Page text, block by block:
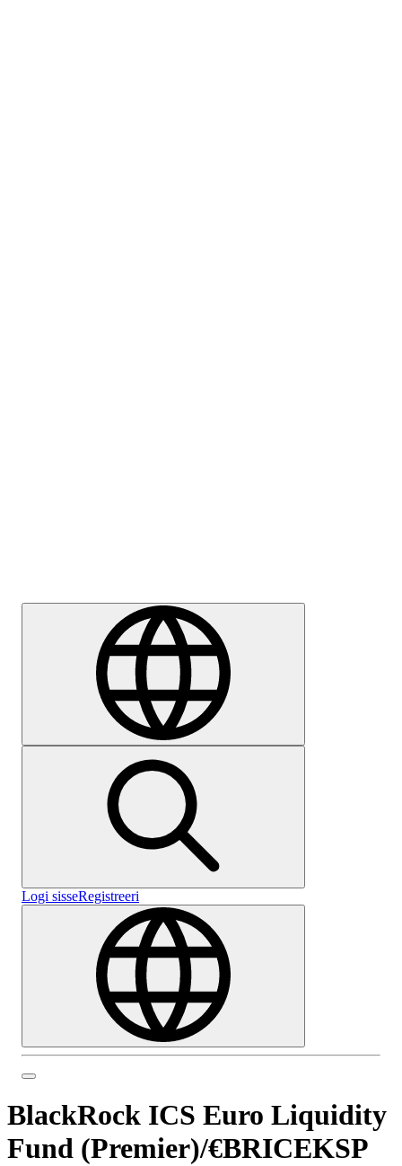
Logi sisseRegistreeri
BlackRock ICS Euro Liquidity
Fund (Premier)/€BRICEKSP